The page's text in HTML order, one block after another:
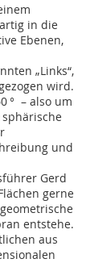
in die
Ebenen,
„Links“,
wird.
° – also um
und
Gerd
gerne
entstehe.
aus